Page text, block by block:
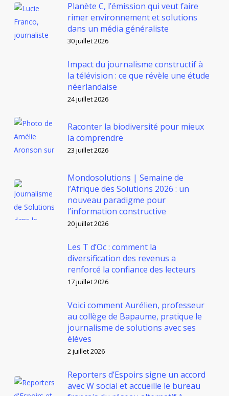
Planète C, l’émission qui veut faire
rimer environnement et solutions
dans un média généraliste
30 juillet 2026
Impact du journalisme constructif à
la télévision : ce que révèle une étude
néerlandaise
24 juillet 2026
Raconter la biodiversité pour mieux
la comprendre
23 juillet 2026
Mondosolutions | Semaine de
l’Afrique des Solutions 2026 : un
nouveau paradigme pour
l’information constructive
20 juillet 2026
Les T d’Oc : comment la
diversification des revenus a
renforcé la confiance des lecteurs
17 juillet 2026
Voici comment Aurélien, professeur
au collège de Bapaume, pratique le
journalisme de solutions avec ses
élèves
2 juillet 2026
Reporters d’Espoirs signe un accord
avec W social et accueille le bureau